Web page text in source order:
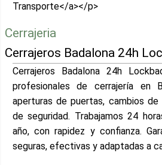
Transporte</a></p>
Cerrajeria
Cerrajeros Badalona 24h
Cerrajeros Badalona 24h
profesionales de cerrajería en
aperturas de puertas, cambios de
de seguridad. Trabajamos 24
año, con rapidez y confianza.
seguras, efectivas y adaptadas a